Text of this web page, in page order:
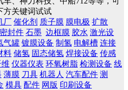
方关键词试试
厂 催化剂 质子膜 膜电极 扩散
密封件 石墨 边框膜 胶水 激光设
气罐 镀膜设备 制氢 电解槽 连接
料 储氢 固态储氢 焊接设备 传感
仪器仪表 环氧树脂 检测设备 线
薄膜 刀具 机器人 汽车配件 测
模具 配件 网版 印刷设备